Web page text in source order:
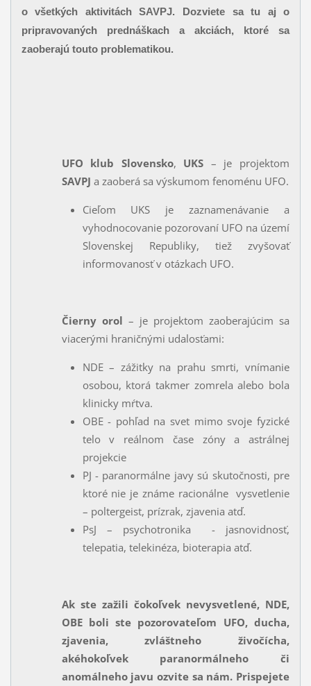
o všetkých aktivitách SAVPJ. Dozviete sa tu aj o
pripravovaných prednáškach a akciách, ktoré sa
zaoberajú touto problematikou.
UFO klub Slovensko, UKS – je projektom
SAVPJ a zaoberá sa výskumom fenoménu UFO.
Cieľom UKS je zaznamenávanie a
vyhodnocovanie pozorovaní UFO na území
Slovenskej Republiky, tiež zvyšovať
informovanosť v otázkach UFO.
Čierny orol – je projektom zaoberajúcim sa
viacerými hraničnými udalosťami:
NDE – zážitky na prahu smrti, vnímanie
osobou, ktorá takmer zomrela alebo bola
klinicky mŕtva.
OBE - pohľad na svet mimo svoje fyzické
telo v reálnom čase zóny a astrálnej
projekcie
PJ - paranormálne javy sú skutočnosti, pre
ktoré nie je známe racionálne vysvetlenie
– poltergeist, prízrak, zjavenia atď.
PsJ – psychotronika - jasnovidnosť,
telepatia, telekinéza, bioterapia atď.
Ak ste zažili čokoľvek nevysvetlené, NDE,
OBE boli ste pozorovateľom UFO, ducha,
zjavenia, zvláštneho živočícha,
akéhokoľvek paranormálneho či
anomálneho javu ozvite sa nám. Prispejete